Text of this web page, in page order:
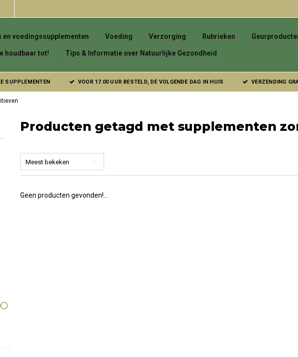
en voedingssupplementen Voeding Verzorging Rubrieken
houdbaar tot! Tips & Informatie over Natuurlijke Gezondheid
SUPPLEMENTEN VOOR 17.00 UUR BESTELD, DE VOLGENDE DAG IN HUIS VERZENDING
Producten getagd met supplementen
Meest bekeken
Geen producten gevonden!...